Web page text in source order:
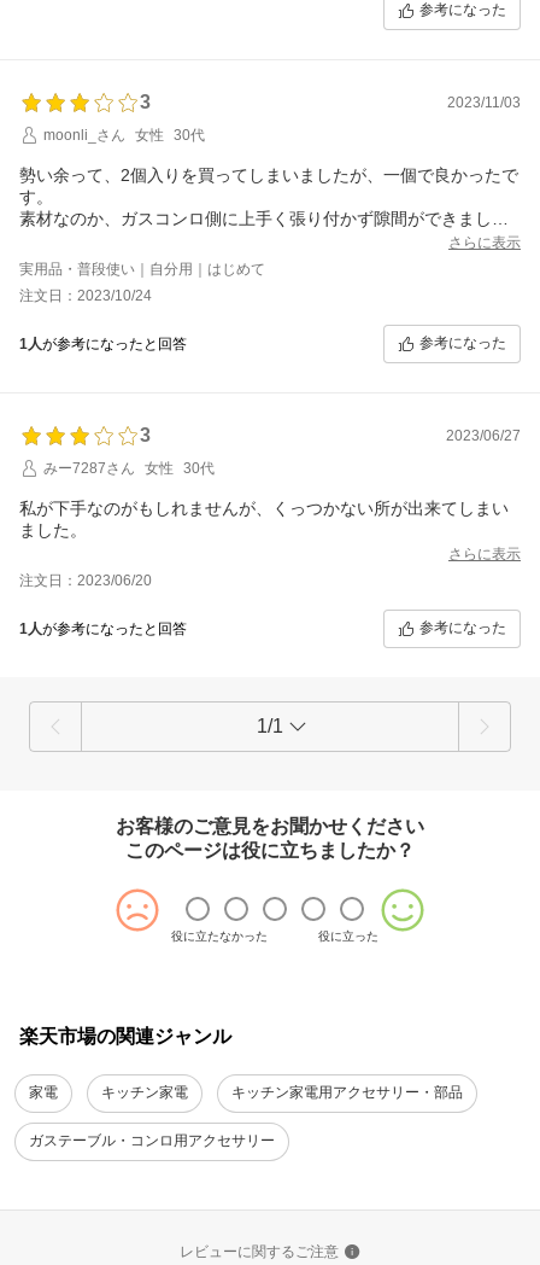
参考になった
3
2023/11/03
moonli_さん
女性 30代
勢い余って、2個入りを買ってしまいましたが、一個で良かったで
す。
素材なのか、ガスコンロ側に上手く張り付かず隙間ができまし
た。汚れたらすぐ替えると思いますが、リピートは無いかな？と
いう感じです。
素材との相性な気がするので、我が家には合わなかったな。とい
う感じです。
さらに表示
実用品・普段使い｜自分用｜はじめて
注文日：2023/10/24
1人が参考になったと回答 参考になった
3
2023/06/27
みー7287さん
女性 30代
私が下手なのがもしれませんが、くっつかない所が出来てしまい
ました。
さらに表示
注文日：2023/06/20
1人が参考になったと回答 参考になった
1/1
お客様のご意見をお聞かせください
このページは役に立ちましたか？
役に立たなかった 役に立った
楽天市場の関連ジャンル
家電 キッチン家電 キッチン家電用アクセサリー・部品
ガステーブル・コンロ用アクセサリー
レビューに関するご注意